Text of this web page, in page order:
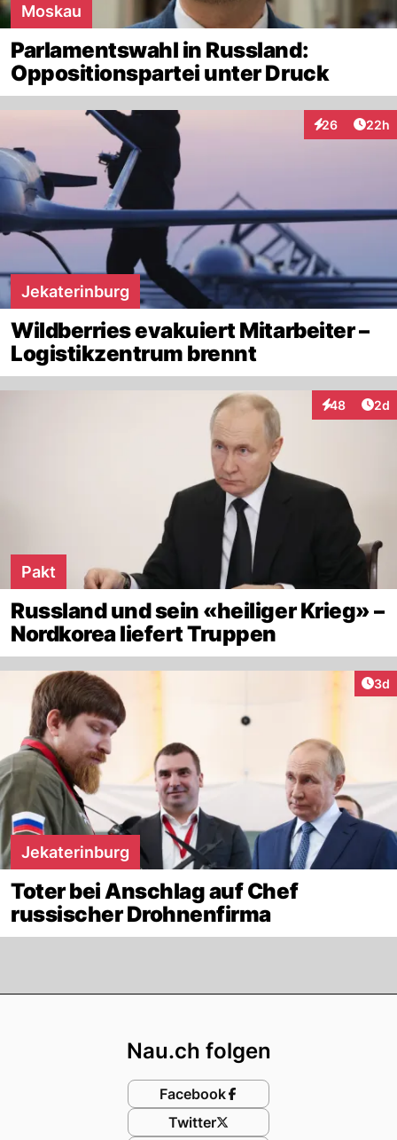
Moskau
Parlamentswahl in Russland:
Oppositionspartei unter Druck
26
Interaktionen
22h
Jekaterinburg
Wildberries evakuiert Mitarbeiter –
Logistikzentrum brennt
48
Interaktionen
2d
Pakt
Russland und sein «heiliger Krieg» –
Nordkorea liefert Truppen
3d
Jekaterinburg
Toter bei Anschlag auf Chef
russischer Drohnenfirma
Nau.ch folgen
Facebook
Twitter